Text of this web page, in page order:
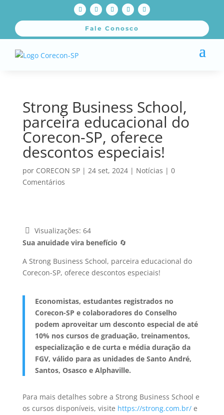
Fale Conosco
Strong Business School,
parceira educacional do
Corecon-SP, oferece
descontos especiais!
por CORECON SP| 24 set, 2024| Notícias | 0
Comentários
Visualizações: 64
Sua anuidade vira benefício 🔄
A Strong Business School, parceira educacional do
Corecon-SP, oferece descontos especiais!
Economistas, estudantes registrados no
Corecon-SP e colaboradores do Conselho
podem aproveitar um desconto especial de até
10% nos cursos de graduação, treinamentos,
especialização e de curta e média duração da
FGV, válido para as unidades de Santo André,
Santos, Osasco e Alphaville.
Para mais detalhes sobre a Strong Business School e
os cursos disponíveis, visite https://strong.com.br/e